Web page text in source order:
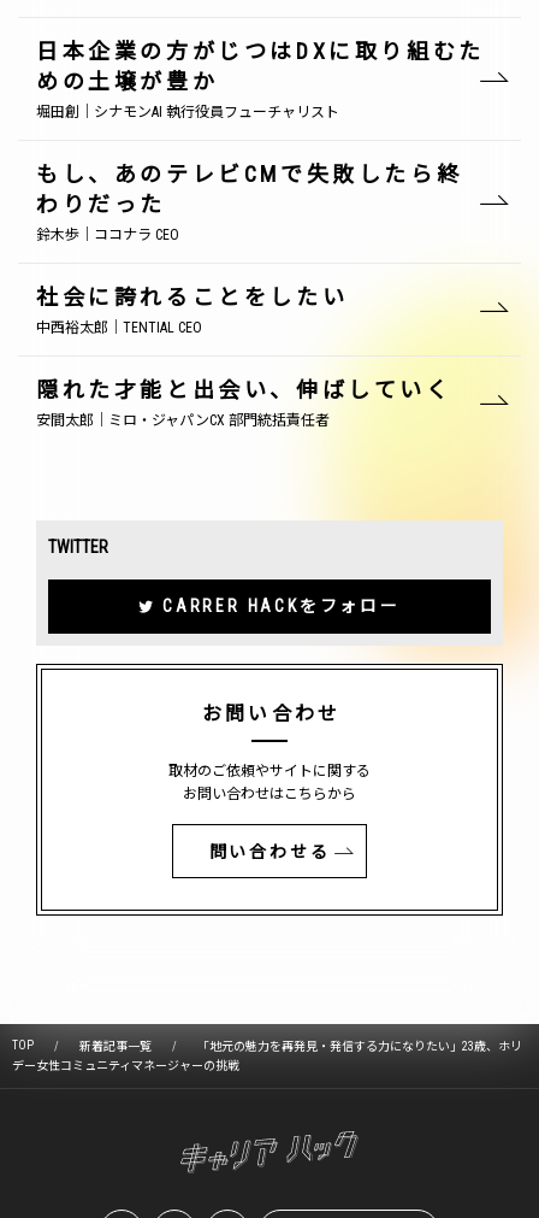
日本企業の方がじつはDXに取り組むた
めの土壌が豊か
堀田創｜シナモンAI 執行役員フューチャリスト
もし、あのテレビCMで失敗したら終
わりだった
鈴木歩｜ココナラ CEO
社会に誇れることをしたい
中西裕太郎｜TENTIAL CEO
隠れた才能と出会い、伸ばしていく
安間太郎｜ミロ・ジャパンCX 部門統括責任者
TWITTER
CARRER HACKをフォロー
お問い合わせ
取材のご依頼やサイトに関する
お問い合わせはこちらから
問い合わせる
TOP 新着記事一覧
「地元の魅力を再発見・発信する力になりたい」23歳、ホリ
デー女性コミュニティマネージャーの挑戦